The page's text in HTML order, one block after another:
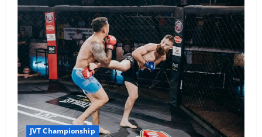
JVT Championship